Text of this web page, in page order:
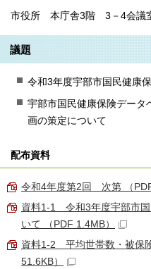
市役所 本庁舎3階 3－4会議
議題
令和3年度宇部市国民健康
宇部市国民健康保険データ
画の策定について
配布資料
令和4年度第2回 次第 （PDF
資料1-1 令和3年度宇部市国
いて （PDF 1.4MB）
資料1-2 平均世帯数・被保
51.6KB）